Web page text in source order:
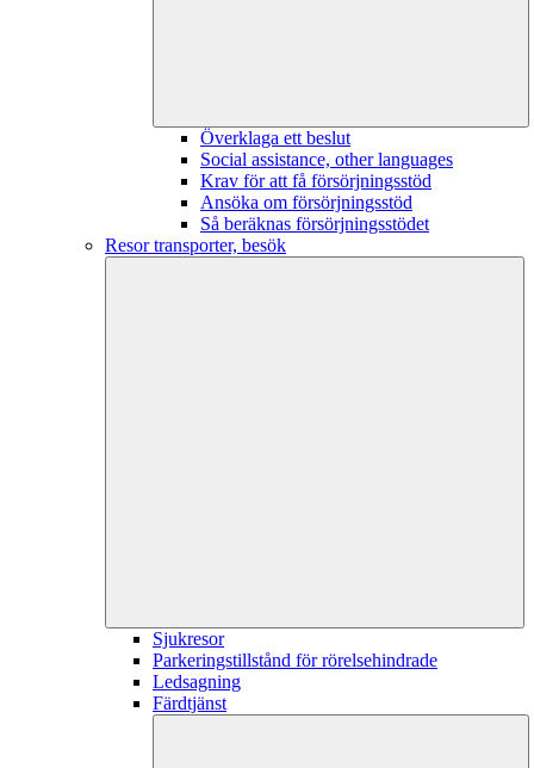
Överklaga ett beslut
Social assistance, other languages
Krav för att få försörjningsstöd
Ansöka om försörjningsstöd
Så beräknas försörjningsstödet
Resor transporter, besök
Sjukresor
Parkeringstillstånd för rörelsehindrade
Ledsagning
Färdtjänst